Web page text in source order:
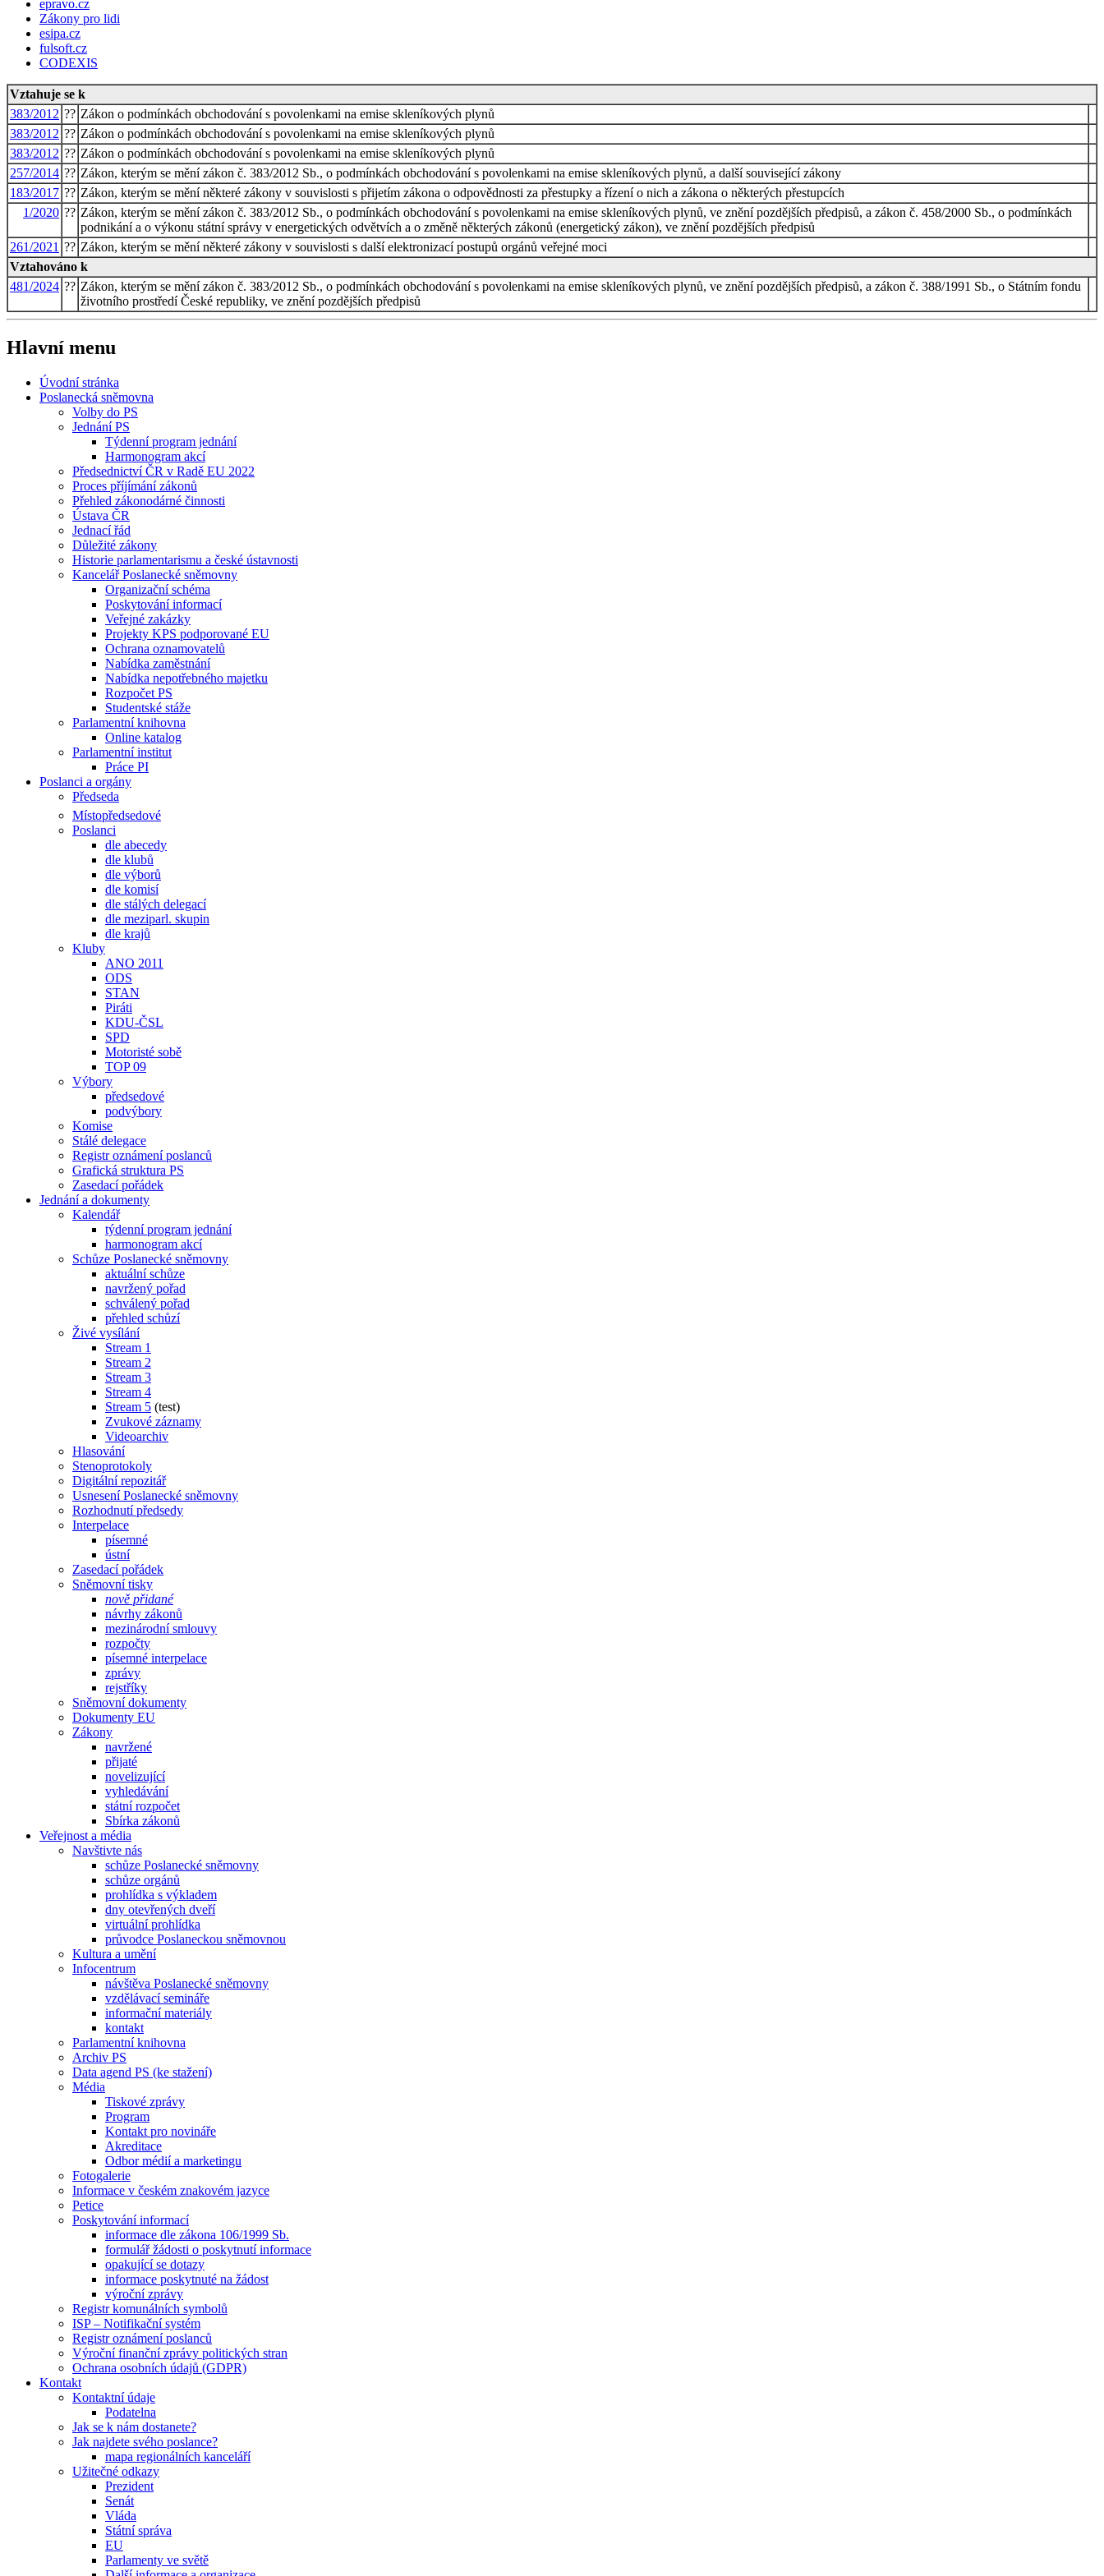
epravo.cz
Zákony pro lidi
esipa.cz
fulsoft.cz
CODEXIS
Vztahuje se k
383/2012 ?? Zákon o podmínkách obchodování s povolenkami na emise skleníkových plynů
383/2012 ?? Zákon o podmínkách obchodování s povolenkami na emise skleníkových plynů
383/2012 ?? Zákon o podmínkách obchodování s povolenkami na emise skleníkových plynů
257/2014 ?? Zákon, kterým se mění zákon č. 383/2012 Sb., o podmínkách obchodování s povolenkami na emise skleníkových plynů, a další související zákony
183/2017 ?? Zákon, kterým se mění některé zákony v souvislosti s přijetím zákona o odpovědnosti za přestupky a řízení o nich a zákona o některých přestupcích
1/2020 ?? Zákon, kterým se mění zákon č. 383/2012 Sb., o podmínkách obchodování s povolenkami na emise skleníkových plynů, ve znění pozdějších předpisů, a zákon č. 458/2000 Sb., o podmínkách
podnikání a o výkonu státní správy v energetických odvětvích a o změně některých zákonů (energetický zákon), ve znění pozdějších předpisů
261/2021 ?? Zákon, kterým se mění některé zákony v souvislosti s další elektronizací postupů orgánů veřejné moci
Vztahováno k
481/2024 ?? Zákon, kterým se mění zákon č. 383/2012 Sb., o podmínkách obchodování s povolenkami na emise skleníkových plynů, ve znění pozdějších předpisů, a zákon č. 388/1991 Sb., o Státním fondu
životního prostředí České republiky, ve znění pozdějších předpisů
Hlavní menu
Úvodní stránka
Poslanecká sněmovna
Volby do PS
Jednání PS
Týdenní program jednání
Harmonogram akcí
Předsednictví ČR v Radě EU 2022
Proces příjímání zákonů
Přehled zákonodárné činnosti
Ústava ČR
Jednací řád
Důležité zákony
Historie parlamentarismu a české ústavnosti
Kancelář Poslanecké sněmovny
Organizační schéma
Poskytování informací
Veřejné zakázky
Projekty KPS podporované EU
Ochrana oznamovatelů
Nabídka zaměstnání
Nabídka nepotřebného majetku
Rozpočet PS
Studentské stáže
Parlamentní knihovna
Online katalog
Parlamentní institut
Práce PI
Poslanci a orgány
Předseda
Místopředsedové
Poslanci
dle abecedy
dle klubů
dle výborů
dle komisí
dle stálých delegací
dle meziparl. skupin
dle krajů
Kluby
ANO 2011
ODS
STAN
Piráti
KDU-ČSL
SPD
Motoristé sobě
TOP 09
Výbory
předsedové
podvýbory
Komise
Stálé delegace
Registr oznámení poslanců
Grafická struktura PS
Zasedací pořádek
Jednání a dokumenty
Kalendář
týdenní program jednání
harmonogram akcí
Schůze Poslanecké sněmovny
aktuální schůze
navržený pořad
schválený pořad
přehled schůzí
Živé vysílání
Stream 1
Stream 2
Stream 3
Stream 4
Stream 5 (test)
Zvukové záznamy
Videoarchiv
Hlasování
Stenoprotokoly
Digitální repozitář
Usnesení Poslanecké sněmovny
Rozhodnutí předsedy
Interpelace
písemné
ústní
Zasedací pořádek
Sněmovní tisky
nově přidané
návrhy zákonů
mezinárodní smlouvy
rozpočty
písemné interpelace
zprávy
rejstříky
Sněmovní dokumenty
Dokumenty EU
Zákony
navržené
přijaté
novelizující
vyhledávání
státní rozpočet
Sbírka zákonů
Veřejnost a média
Navštivte nás
schůze Poslanecké sněmovny
schůze orgánů
prohlídka s výkladem
dny otevřených dveří
virtuální prohlídka
průvodce Poslaneckou sněmovnou
Kultura a umění
Infocentrum
návštěva Poslanecké sněmovny
vzdělávací semináře
informační materiály
kontakt
Parlamentní knihovna
Archiv PS
Data agend PS (ke stažení)
Média
Tiskové zprávy
Program
Kontakt pro novináře
Akreditace
Odbor médií a marketingu
Fotogalerie
Informace v českém znakovém jazyce
Petice
Poskytování informací
informace dle zákona 106/1999 Sb.
formulář žádosti o poskytnutí informace
opakující se dotazy
informace poskytnuté na žádost
výroční zprávy
Registr komunálních symbolů
ISP – Notifikační systém
Registr oznámení poslanců
Výroční finanční zprávy politických stran
Ochrana osobních údajů (GDPR)
Kontakt
Kontaktní údaje
Podatelna
Jak se k nám dostanete?
Jak najdete svého poslance?
mapa regionálních kanceláří
Užitečné odkazy
Prezident
Senát
Vláda
Státní správa
EU
Parlamenty ve světě